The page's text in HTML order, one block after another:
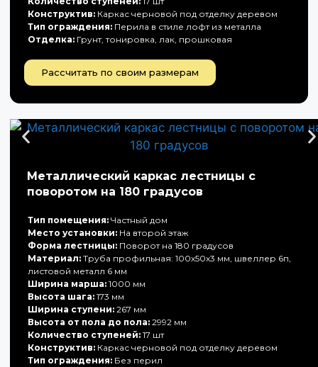
Конструктив: Каркас черновой под отделку деревом
Тип ограждения: Перила в стиле лофт из металла
Отделка: Грунт, тонировка, лак, прошковая
Рассчитать по своим размерам
Металлический каркас лестницы с
поворотом на 180 градусов
Тип помещения: Частный дом
Место установки: На второй этаж
Форма лестницы: Поворот на 180 градусов
Материал: Труба профильная: 100х50х3 мм, швеллер 6п,
листовой металл 6 мм
Ширина марша: 1000 мм
Высота шага: 173 мм
Ширина ступени: 267 мм
Высота от пола до пола: 2992 мм
Количество ступеней: 17 шт
Конструктив: Каркас черновой под отделку деревом
Тип ограждения: Без перил